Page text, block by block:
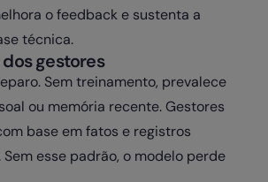
o feedback e sustenta a
técnica.
gestores
Sem treinamento, prevalece
ou memória recente. Gestores
base em fatos e registros
esse padrão, o modelo perde